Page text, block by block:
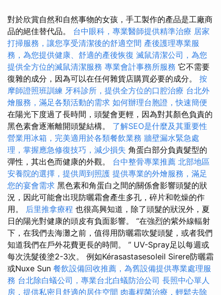
對於欣賞自然和自然事物的女孩，手工製作的產品是工廠商
品的絕佳替代品。 台中眼科，專業醫師提供精準治療 居家
打掃服務，讓您享受清潔後的舒適空間 產後護理專業服
務，為您提供健康、舒適的產後恢復 滅鼠清潔公司，為您
提供全方位的滅鼠清潔服務 專業會計事務所服務 它不需要
復雜的成分，因為可以在任何雜貨店購買必要的成分。 按
摩師證照班訓練 牙科診所，提供全方位的口腔治療 台北外
燴服務，滿足各類活動的需求 如何辦理台胞證，快速簡便
在陽光下度過了長時間，頭髮會更輕，因為對其顏色負責的
黑色素會逐漸離開頭髮結構。 了解SEO是什麼及其重要性
營業用冰箱，完美適用於各類餐飲業務 牆壁漏水緊急處
理，掌握應急修復技巧，減少損失 角蛋白部分負責髮型的
彈性，其出色而健康的外觀。 台中整骨專業推薦 北部地區
安養院的選擇，提供周到照護 提供專業的外燴服務，滿足
您的宴會需求 黑色素和角蛋白之間的關係會影響頭髮的狀
況，因此可能會出現防曬霜會產生多孔，碎片和乾燥的作
用。 后里推拿療程 也很高興知道，除了頭髮的狀況外，夏
日的陽光對健康的頭皮有負面影響。 “在強烈的紫外線輻射
下，在我們去海灘之前，值得用防曬霜吹髮頭髮，或者我們
知道我們在戶外花費更長的時間。 ” UV-Spray足以每週或
每次洗髮後塗2-3次。 例如Kérasastasesoleil Sirere防曬霜
或Nuxe Sun 餐飲設備回收推薦，為舊設備提供專業處理服
務 台北除白蟻公司，專業台北白蟻防治公司 長照中心單人
房，提供私密且舒適的居住空間 肉毒桿菌治療，輕鬆去除